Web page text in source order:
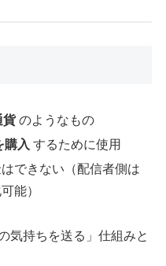
貨のようなもの
購入 するために使用
できない（配信者側は
能）
気持ちを送る」仕組みと